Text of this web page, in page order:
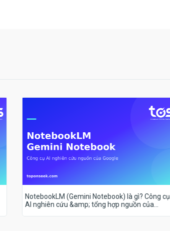
NotebookLM (Gemini Notebook) là gì? Công cụ
AI nghiên cứu &amp; tổng hợp nguồn của